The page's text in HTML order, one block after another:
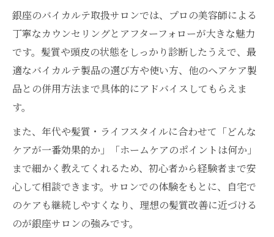
銀座のバイカルテ取扱サロンでは、プロの美容師による
丁寧なカウンセリングとアフターフォローが大きな魅力
です。髪質や頭皮の状態をしっかり診断したうえで、最
適なバイカルテ製品の選び方や使い方、他のヘアケア製
品との併用方法まで具体的にアドバイスしてもらえま
す。
また、年代や髪質・ライフスタイルに合わせて「どんな
ケアが一番効果的か」「ホームケアのポイントは何か」
まで細かく教えてくれるため、初心者から経験者まで安
心して相談できます。サロンでの体験をもとに、自宅で
のケアも継続しやすくなり、理想の髪質改善に近づける
のが銀座サロンの強みです。